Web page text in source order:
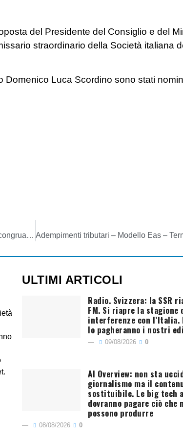
del Presidente del Consiglio e del
straordinario della Società italiana
Domenico Luca Scordino sono stati
Divieto incrocio stampa-tv, Agcom: serve proroga congrua. FNSI d’accordo: così si riporta al centro necessità di regole per liberare mercato informazione e pluralismo
ULTIMI ARTICOLI
Radio. Svizzera: la SSR
FM. Si riapre la stagione
interferenze con l’Italia.
lo pagheranno i nostri
09/08/2026 0
AI Overview: non sta
giornalismo ma il
sostituibile. Le big tech
dovranno pagare ciò che
possono produrre
08/08/2026 0